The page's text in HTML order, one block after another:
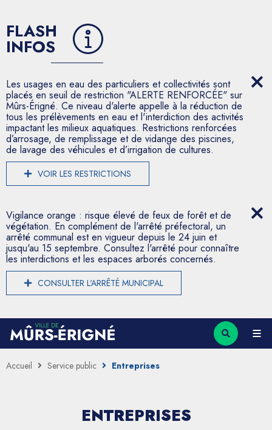
FLASH
INFOS
Les usages en eau des particuliers et collectivités sont
placés en seuil de restriction "ALERTE RENFORCÉE" sur
Mûrs-Érigné. Ce niveau d'alerte appelle à la réduction de
tous les prélèvements en eau et l'interdiction des activités
impactant les milieux aquatiques. Restrictions renforcées
d’arrosage, de remplissage et de vidange des piscines,
de lavage des véhicules et d’irrigation de cultures.
VOIR LES RESTRICTIONS
Vigilance orange : risque élevé de feux de forêt et de
végétation. En complément de l'arrêté préfectoral, un
arrêté communal est en vigueur depuis le 24 juin et
jusqu'au 15 septembre. Consultez l'arrêté pour connaître
les interdictions et les espaces arborés concernés.
CONSULTER L'ARRÊTÉ MUNICIPAL
Accueil Service public Entreprises
ENTREPRISES